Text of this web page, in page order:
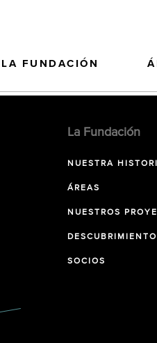
LA FUNDACIÓN
La Fundación
NUESTRA
ÁREAS
NUESTROS
SOCIOS